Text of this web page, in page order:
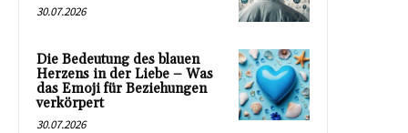
30.07.2026
Die Bedeutung des blauen
Herzens in der Liebe – Was
das Emoji für Beziehungen
verkörpert
30.07.2026